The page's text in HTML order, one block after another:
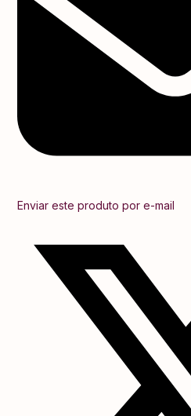
Enviar este produto por e-mail